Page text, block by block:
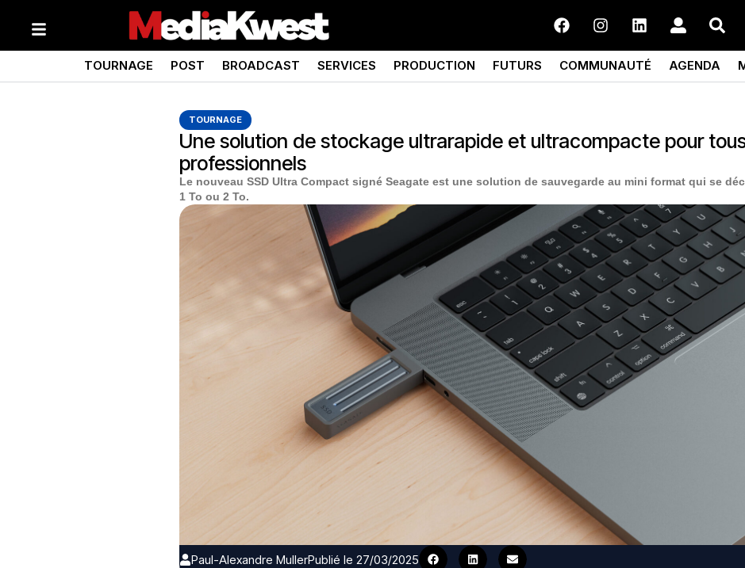
TOURNAGE POST BROADCAST SERVICES PRODUCTION FUTURS COMMUNAUTÉ AGENDA
TOURNAGE
Une solution de stockage ultrarapide et ultracompacte pour
professionnels
Le nouveau SSD Ultra Compact signé Seagate est une solution de sauvegarde au mini format qui se
1 To ou 2 To.
Paul-Alexandre MullerPublié le 27/03/2025